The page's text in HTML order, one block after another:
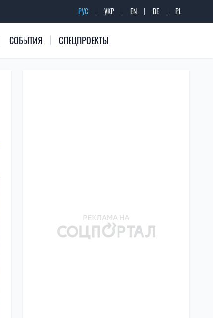
РУС УКР EN DE PL
СОБЫТИЯ СПЕЦПРОЕКТЫ